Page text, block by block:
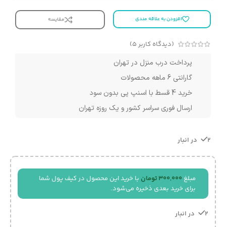
افزودن به علاقه مندی مقایسه
(دیدگاه کاربر 5
)
پرداخت درب منزل در تهران
گارانتی 6 ماهه محصولات
خرید 4 قسط با اسنپ پی بدون سود
ارسال فوری سراسر کشور و یک روزه تهران
2 در انبار
مبلغ 300,000 تومان با خرید این محصول در کیف پول شما
برای خرید بعدی ذخیره می‌شود.
2 در انبار